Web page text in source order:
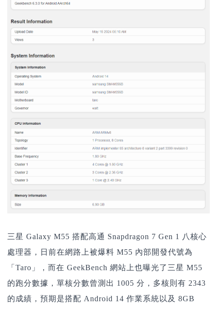
三星 Galaxy M55 搭配高通 Snapdragon 7 Gen 1 八核心
處理器，日前在網路上被爆料 M55 內部開發代號為
「Taro」，而在 GeekBench 網站上也曝光了三星 M55
的跑分數據，單核分數曾測出 1005 分，多核則有 2343
的成績，預期是搭配 Android 14 作業系統以及 8GB